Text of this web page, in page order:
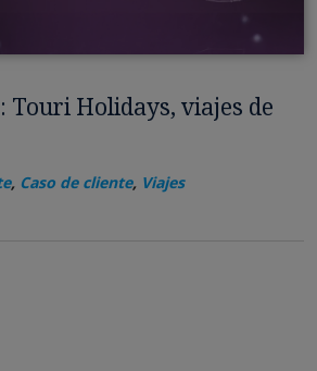
Touri Holidays, viajes de
, Caso de cliente, Viajes